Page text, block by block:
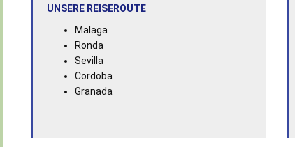
UNSERE REISEROUTE
Malaga
Ronda
Sevilla
Cordoba
Granada